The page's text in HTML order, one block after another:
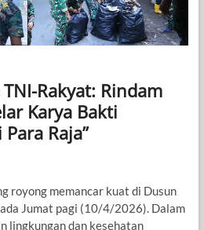
Rakyat: Rindam
Karya Bakti
Raja”
royong memancar kuat di Dusun
Jumat pagi (10/4/2026). Dalam
lingkungan dan kesehatan